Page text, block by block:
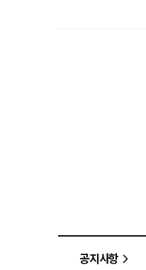
공지사항